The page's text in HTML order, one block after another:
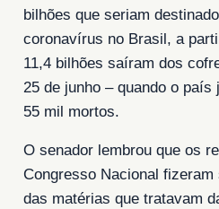
bilhões que seriam
coronavírus no Brasil, a
11,4 bilhões saíram dos
25 de junho – quando o
55 mil mortos.
O senador lembrou que os
Congresso Nacional
das matérias que tratavam